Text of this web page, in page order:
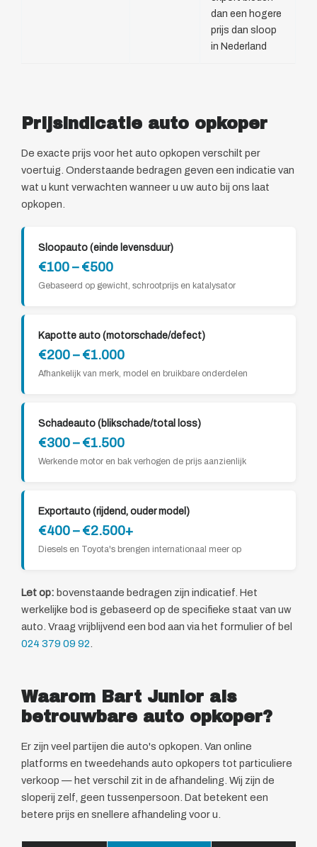
dan een hogere
prijs dan sloop
in Nederland
Prijsindicatie auto opkoper
De exacte prijs voor het auto opkopen verschilt per
voertuig. Onderstaande bedragen geven een indicatie van
wat u kunt verwachten wanneer u uw auto bij ons laat
opkopen.
Sloopauto (einde levensduur)
€100 – €500
Gebaseerd op gewicht, schrootprijs en katalysator
Kapotte auto (motorschade/defect)
€200 – €1.000
Afhankelijk van merk, model en bruikbare onderdelen
Schadeauto (blikschade/total loss)
€300 – €1.500
Werkende motor en bak verhogen de prijs aanzienlijk
Exportauto (rijdend, ouder model)
€400 – €2.500+
Diesels en Toyota's brengen internationaal meer op
Let op: bovenstaande bedragen zijn indicatief. Het
werkelijke bod is gebaseerd op de specifieke staat van uw
auto. Vraag vrijblijvend een bod aan via het formulier of bel
024 379 09 92
Waarom Bart Junior als
betrouwbare auto opkoper?
Er zijn veel partijen die auto's opkopen. Van online
platforms en tweedehands auto opkopers tot particuliere
verkoop — het verschil zit in de afhandeling. Wij zijn de
sloperij zelf, geen tussenpersoon. Dat betekent een
betere prijs en snellere afhandeling voor u.